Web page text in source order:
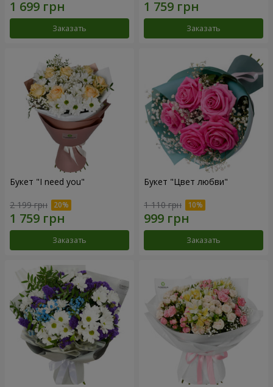
Заказать Заказать
Букет "I need you"
2 199 грн
Заказать
Букет "Цвет любви"
1 110 грн
Заказать